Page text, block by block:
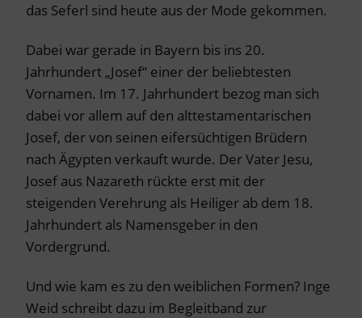
das Seferl sind heute aus der Mode gekommen.
Dabei war gerade in Bayern bis ins 20.
Jahrhundert „Josef“ einer der beliebtesten
Vornamen. Im 17. Jahrhundert bezog man sich
dabei vor allem auf den alttestamentarischen
Josef, der von seinen eifersüchtigen Brüdern
nach Ägypten verkauft wurde. Der Vater Jesu,
Josef aus Nazareth rückte erst mit der
steigenden Verehrung als Heiliger ab dem 18.
Jahrhundert als Namensgeber in den
Vordergrund.
Und wie kam es zu den weiblichen Formen? Inge
Weid schreibt dazu im Begleitband zur